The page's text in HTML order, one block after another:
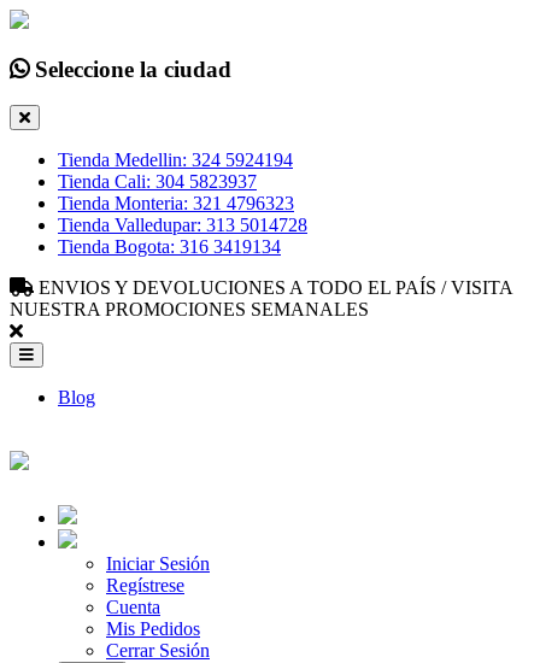
Seleccione la ciudad
Tienda Medellin: 324 5924194
Tienda Cali: 304 5823937
Tienda Monteria: 321 4796323
Tienda Valledupar: 313 5014728
Tienda Bogota: 316 3419134
ENVIOS Y DEVOLUCIONES A TODO EL PAÍS / VISITA
NUESTRA PROMOCIONES SEMANALES
Blog
Iniciar Sesión
Regístrese
Cuenta
Mis Pedidos
Cerrar Sesión